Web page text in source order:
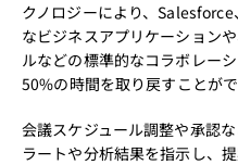
クノロジーにより、
なビジネスアプリケーション
ルなどの標準的なコラボレー
50%の時間を取り戻すことがで
会議スケジュール調整や承認
ラートや分析結果を指示し、